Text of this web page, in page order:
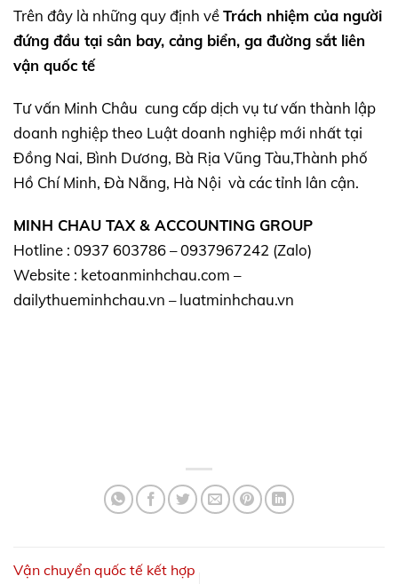
Trên đây là những quy định vềTrách nhiệm của người
đứng đầu tại sân bay, cảng biển, ga đường sắt liên
vận quốc tế
Tư vấn Minh Châu cung cấp dịch vụ tư vấn thành lập
doanh nghiệp theo Luật doanh nghiệp mới nhất tại
Đồng Nai, Bình Dương, Bà Rịa Vũng Tàu,Thành phố
Hồ Chí Minh, Đà Nẵng, Hà Nội và các tỉnh lân cận.
MINH CHAU TAX & ACCOUNTING GROUP
Hotline : 0937 603786 – 0937967242 (Zalo)
Website : ketoanminhchau.com –
dailythueminhchau.vn – luatminhchau.vn
Vận chuyển quốc tế kết hợp